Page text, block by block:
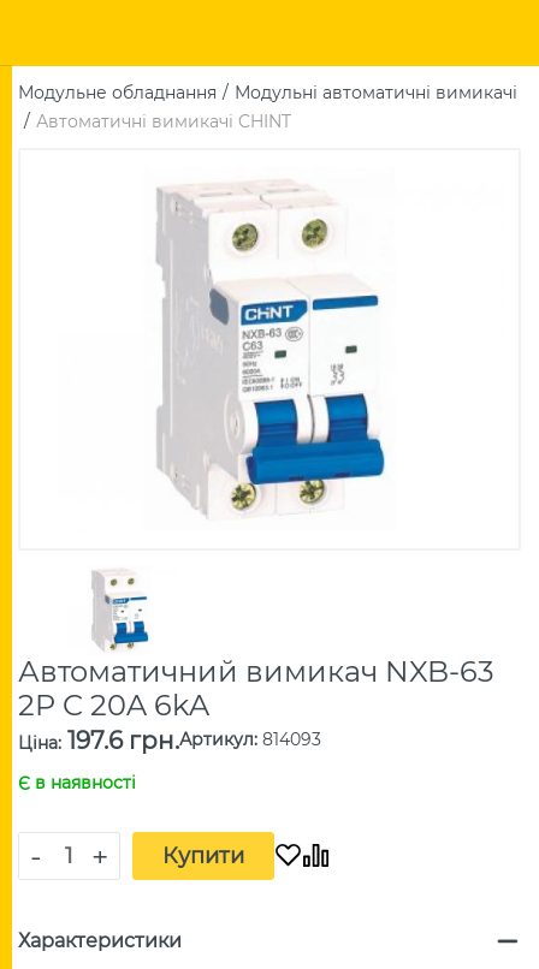
Модульне обладнання
Модульні автоматичні вимикачі
Автоматичні вимикачі CHINT
Автоматичний вимикач NXB-63
2P C 20A 6kA
Ціна: 197.6 грн.Артикул: 814093
Є в наявності
- + Купити
Характеристики